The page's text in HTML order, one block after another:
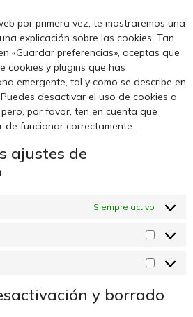
por primera vez, te mostraremos una
explicación sobre las cookies. Tan
«Guardar preferencias», aceptas que
cookies y plugins que has
emergente, tal y como se describe en
desactivar el uso de cookies a
por favor, ten en cuenta que
de funcionar correctamente.
ajustes de
Siempre activo
y borrado